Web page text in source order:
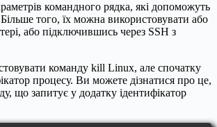
командного рядка, які допоможуть
того, їх можна використовувати або
або підключившись через SSH з
команду kill Linux, але спочатку
процесу. Ви можете дізнатися про це,
що запитує у додатку ідентифікатор